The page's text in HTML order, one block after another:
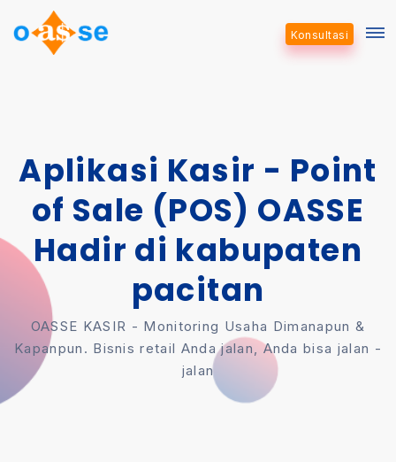
Konsultasi
Aplikasi Kasir - Point
of Sale (POS) OASSE
Hadir di kabupaten
pacitan
OASSE KASIR - Monitoring Usaha Dimanapun &
Kapanpun. Bisnis retail Anda jalan, Anda bisa jalan -
jalan